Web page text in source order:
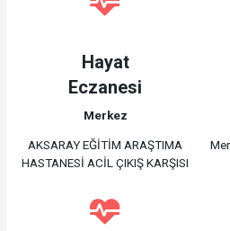
Hayat
Eczanesi
Merkez
AKSARAY EĞİTİM ARAŞTIMA
HASTANESİ ACİL ÇIKIŞ KARŞISI